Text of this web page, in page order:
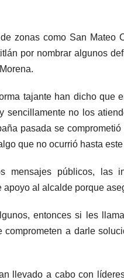
zonas como San Mateo
por nombrar algunos
tajante han dicho que
sencillamente no los
pasada se
que no ocurrió hasta
mensajes públicos, las
al alcalde porque
entonces si les
comprometen a darle
llevado a cabo con